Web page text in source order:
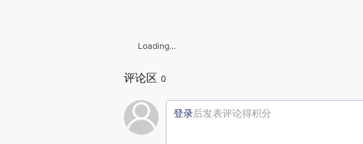
Loading...
评论区 0
登录后发表评论得积分